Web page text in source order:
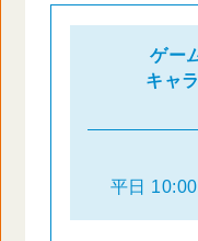
ゲー
キャ
平日